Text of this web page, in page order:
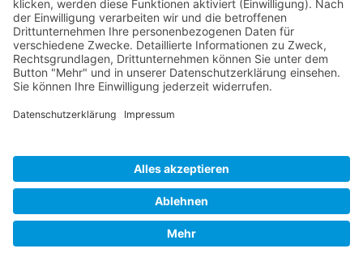
© 2026: Prof. Dr. Michael Rosin & Partner, Zahnärzte Potsdam
Zahnimplantate Potsdam: Mehr Lebensqualität mit
festen Zähnen!